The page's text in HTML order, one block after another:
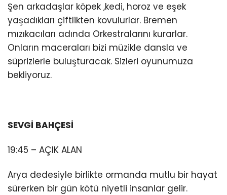
Şen arkadaşlar köpek ,kedi, horoz ve eşek
yaşadıkları çiftlikten kovulurlar. Bremen
mızıkacıları adında Orkestralarını kurarlar.
Onların maceraları bizi müzikle dansla ve
süprizlerle buluşturacak. Sizleri oyunumuza
bekliyoruz.
SEVGİ BAHÇESİ
19:45 – AÇIK ALAN
Arya dedesiyle birlikte ormanda mutlu bir hayat
sürerken bir gün kötü niyetli insanlar gelir.